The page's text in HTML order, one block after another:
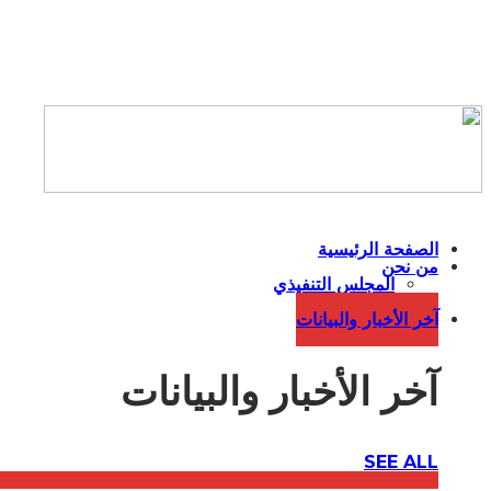
الصفحة الرئيسية
من نحن
المجلس التنفيذي
آخر الأخبار والبيانات
آخر الأخبار والبيانات
SEE ALL